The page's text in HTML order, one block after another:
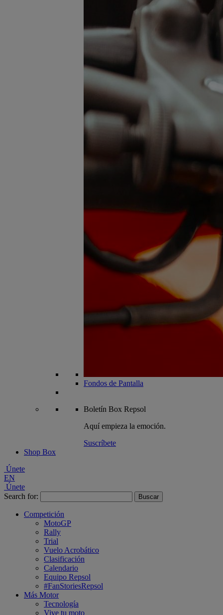
Fondos de Pantalla
Boletín Box Repsol
Aquí empieza la emoción.
Suscríbete
Shop Box
Únete
EN
Únete
Search for:
Competición
MotoGP
Rally
Trial
Vuelo Acrobático
Clasificación
Calendario
Equipo Repsol
#FanStoriesRepsol
Más Motor
Tecnología
Vive tu moto